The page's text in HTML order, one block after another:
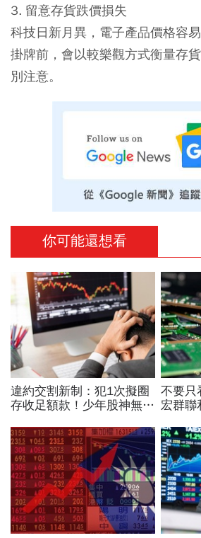
3. 留意存貨跌價損失
科技日新月異，電子產品價格容
掛牌前，會以較樂觀方式衡量存
別注意。
你可能還想看
違約交割新制：犯1次擬圈
存收足額款！少年股神無本
違約交割後果「想貸款都
難」
不要只
宏群聯
說時間
嗎